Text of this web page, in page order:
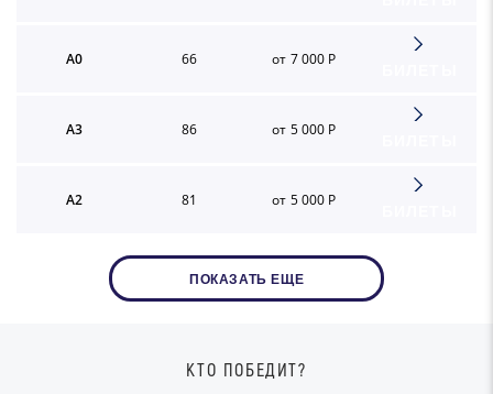
A0 66 от 7 000 Р
A3 86 от 5 000 Р
A2 81 от 5 000 Р
ПОКАЗАТЬ ЕЩЕ
КТО ПОБЕДИТ?